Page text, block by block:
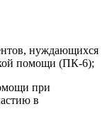
нуждающихся
помощи (ПК-6);
при
в